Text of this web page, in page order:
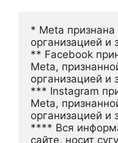
* Meta признана
организацией
** Facebook
Meta,
организацией
*** Instagram
Meta,
организацией
**** Вся
сайте, носит